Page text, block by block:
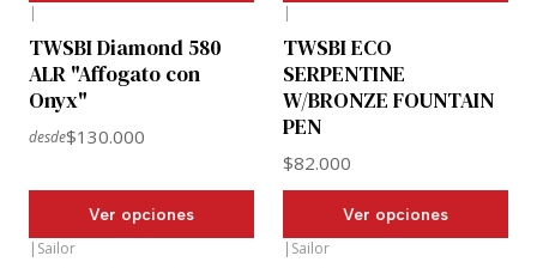
|
TWSBI Diamond 580
ALR "Affogato con
Onyx"
desde$130.000
Ver opciones
|
TWSBI ECO
SERPENTINE
W/BRONZE FOUNTAIN
PEN
$82.000
Ver opciones
| Sailor | Sailor